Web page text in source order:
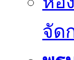
จัด